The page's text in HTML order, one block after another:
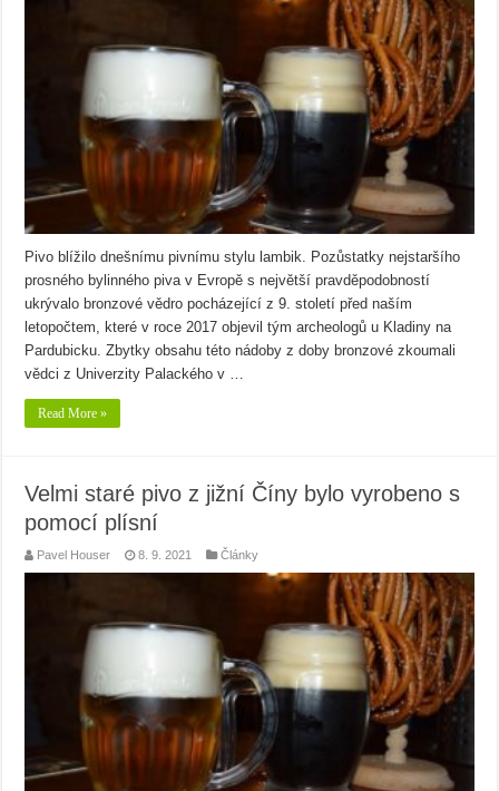
Pivo blížilo dnešnímu pivnímu stylu lambik. Pozůstatky nejstaršího
prosného bylinného piva v Evropě s největší pravděpodobností
ukrývalo bronzové vědro pocházející z 9. století před naším
letopočtem, které v roce 2017 objevil tým archeologů u Kladiny na
Pardubicku. Zbytky obsahu této nádoby z doby bronzové zkoumali
vědci z Univerzity Palackého v …
Read More »
Velmi staré pivo z jižní Číny bylo vyrobeno s
pomocí plísní
Pavel Houser 8. 9. 2021 Články